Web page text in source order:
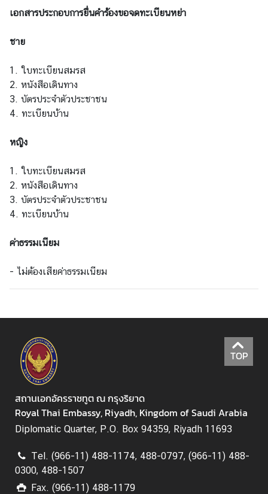
ศ
ย
ว
กั
บ
น
เ
อ
ก
ค
ร
า
ทู
ช่
อ
ง
ท
า
ก
า
ร
เอกสารประกอบการยื่นคำร้องขอจดทะเบียนหย่า
ชาย
1. ใบทะเบียนสมรส
2. หนังสือเดินทาง
3. บัตรประจำตัวประชาชน
4. ทะเบียนบ้าน
หญิง
1. ใบทะเบียนสมรส
2. หนังสือเดินทาง
3. บัตรประจำตัวประชาชน
4. ทะเบียนบ้าน
ค่าธรรมเนียม
- ไม่ต้องเสียค่าธรรมเนียม
TOP
สถานเอกอัครราชทูต ณ กรุงริยาด
Royal Thai Embassy, Riyadh, Kingdom of Saudi Arabia
Diplomatic Quarter, P.O. Box 94359, Riyadh 11693
Tel. (966-11) 488-1174, 488-0797, (966-11) 488-
0300, 488-1507
Fax. (966-11) 488-1179